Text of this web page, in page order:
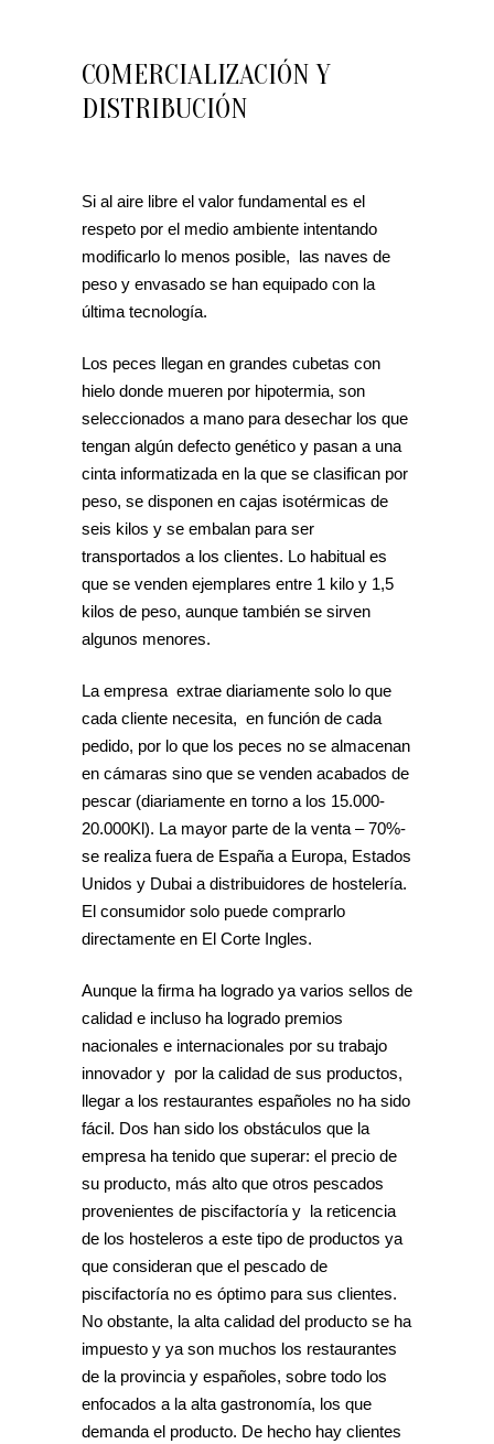
COMERCIALIZACIÓN Y
DISTRIBUCIÓN
Si al aire libre el valor fundamental es el
respeto por el medio ambiente intentando
modificarlo lo menos posible, las naves de
peso y envasado se han equipado con la
última tecnología.
Los peces llegan en grandes cubetas con
hielo donde mueren por hipotermia, son
seleccionados a mano para desechar los que
tengan algún defecto genético y pasan a una
cinta informatizada en la que se clasifican por
peso, se disponen en cajas isotérmicas de
seis kilos y se embalan para ser
transportados a los clientes. Lo habitual es
que se venden ejemplares entre 1 kilo y 1,5
kilos de peso, aunque también se sirven
algunos menores.
La empresa extrae diariamente solo lo que
cada cliente necesita, en función de cada
pedido, por lo que los peces no se almacenan
en cámaras sino que se venden acabados de
pescar (diariamente en torno a los 15.000-
20.000Kl). La mayor parte de la venta – 70%-
se realiza fuera de España a Europa, Estados
Unidos y Dubai a distribuidores de hostelería.
El consumidor solo puede comprarlo
directamente en El Corte Ingles.
Aunque la firma ha logrado ya varios sellos de
calidad e incluso ha logrado premios
nacionales e internacionales por su trabajo
innovador y por la calidad de sus productos,
llegar a los restaurantes españoles no ha sido
fácil. Dos han sido los obstáculos que la
empresa ha tenido que superar: el precio de
su producto, más alto que otros pescados
provenientes de piscifactoría y la reticencia
de los hosteleros a este tipo de productos ya
que consideran que el pescado de
piscifactoría no es óptimo para sus clientes.
No obstante, la alta calidad del producto se ha
impuesto y ya son muchos los restaurantes
de la provincia y españoles, sobre todo los
enfocados a la alta gastronomía, los que
demanda el producto. De hecho hay clientes